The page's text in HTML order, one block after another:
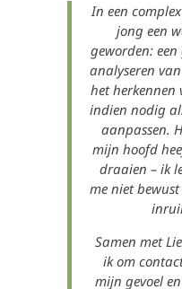
In een
jong een
geworden:
analyseren
het herkennen
indien nodig
aanpassen.
mijn hoofd
draaien – ik
me niet
Samen met
ik om
mijn gevoel